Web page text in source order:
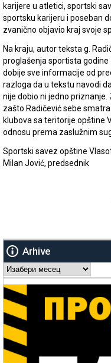
karijere u atletici, sportski
sportsku karijeru i poseban
zvanično objavio kraj svoje
Na kraju, autor teksta g.
proglašenja sportista
dobije sve informacije od
razloga da u tekstu navodi
nije dobio ni jedno
zašto Radičević sebe
klubova sa teritorije opštine
odnosu prema zaslužnim
Sportski savez opštine
Milan Jović, predsednik
Arhive
Arhive